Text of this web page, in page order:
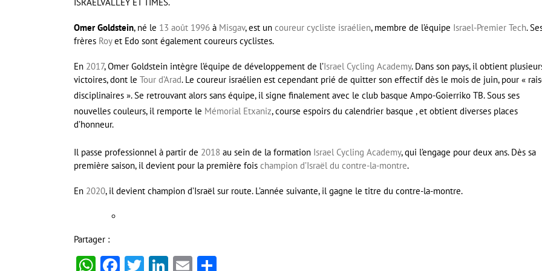
Omer Goldstein, né le 13 août 1996 à Misgav, est un coureur cycliste israélien, membre de l’équipe Israel-Premier Tech.
frères Royet Edo sont également coureurs cyclistes.
En 2017, Omer Goldstein intègre l’équipe de développement de l’Israel Cycling Academy. Dans son pays, il obtient
victoires, dont le Tour d’Arad. Le coureur israélien est cependant prié de quitter son effectif dès le mois de juin, pour «
disciplinaires ». Se retrouvant alors sans équipe, il signe finalement avec le club basque Ampo-Goierriko TB. Sous ses
nouvelles couleurs, il remporte le Mémorial Etxaniz, course espoirs du calendrier basque , et obtient diverses places
d’honneur.
Il passe professionnel à partir de 2018 au sein de la formation Israel Cycling Academy, qui l’engage pour deux ans. Dès sa
première saison, il devient pour la première fois champion d’Israël du contre-la-montre.
En 2020, il devient champion d’Israël sur route. L’année suivante, il gagne le titre du contre-la-montre.
Partager :
WhatsApp
Facebook
Twitter
LinkedIn
Email